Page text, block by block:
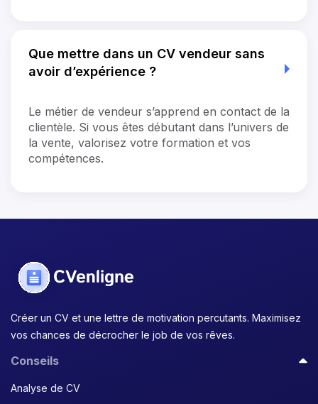
Que mettre dans un CV vendeur sans
avoir d’expérience ?
Le métier de vendeur s’apprend en contact de la
clientèle. Si vous êtes débutant dans l’univers de
la vente, valorisez votre formation et vos
compétences.
Créer un CV et une lettre de motivation percutants. Maximisez
vos chances de décrocher le job de vos rêves.
Conseils
Analyse de CV